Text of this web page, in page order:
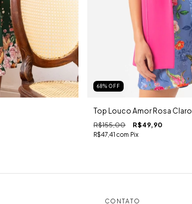
68%OFF
Top Louco Amor Rosa Claro
R$155,00 R$49,90
R$47,41com Pix
CONTATO